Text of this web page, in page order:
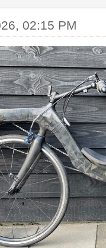
02:15 PM